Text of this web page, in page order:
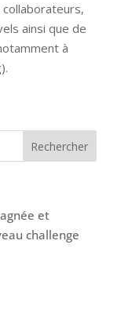
ainsi que de
à
et
challenge